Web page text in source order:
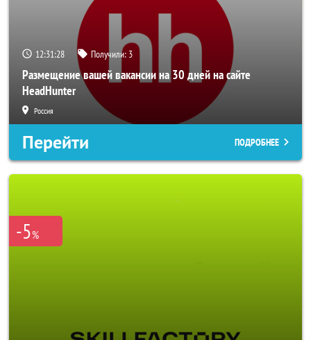
12:31:26 Получили: 3
Размещение вашей вакансии на 30 дней на сайте
HeadHunter
Россия
Перейти ПОДРОБНЕЕ
-5%